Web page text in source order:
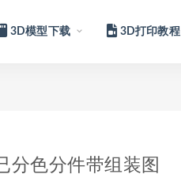
3D模型下载 3D打印教程
分色分件带组装图